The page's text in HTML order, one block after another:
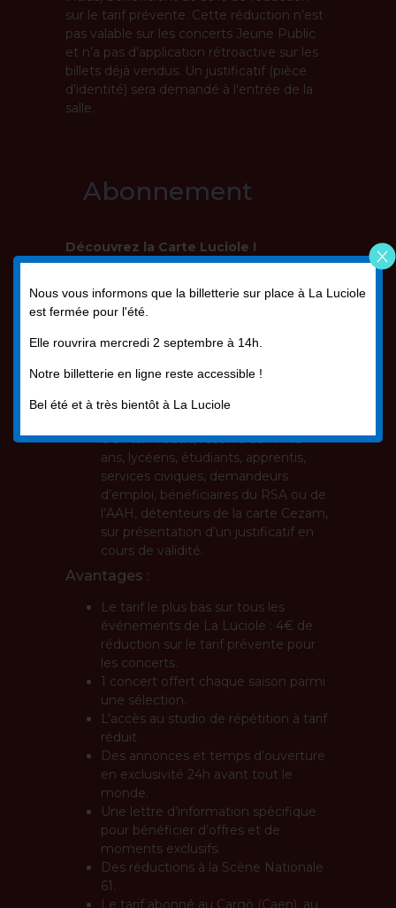
sur le tarif prévente. Cette réduction n’est
pas valable sur les concerts Jeune Public
et n’a pas d’application rétroactive sur les
billets déjà vendus. Un justificatif (pièce
d’identité) sera demandé à l’entrée de la
salle.
Abonnement
Découvrez la Carte Luciole !
15€: tarif normal
guichet de La Luciole, réservé aux
partenaires de La Luciole. Plus
d’informations au 02 33 32 83 33 ou à
8€: tarif réduit, réservé aux 11-18
ans, lycéens, étudiants, apprentis,
services civiques, demandeurs
d’emploi, bénéficiaires du RSA ou de
l’AAH, détenteurs de la carte Cezam,
sur présentation d’un justificatif en
cours de validité.
Avantages :
Le tarif le plus bas sur tous les
événements de La Luciole : 4€ de
réduction sur le tarif prévente pour
les concerts.
1 concert offert chaque saison parmi
une sélection.
L’accès au studio de répétition à tarif
réduit
Des annonces et temps d’ouverture
en exclusivité 24h avant tout le
monde.
Une lettre d’information spécifique
pour bénéficier d’offres et de
moments exclusifs.
Des réductions à la Scène Nationale
61.
Le tarif abonné au Cargö (Caen), au
Nous vous informons que la billetterie sur place à La Luciole
est fermée pour l'été.
Elle rouvrira mercredi 2 septembre à 14h.
Notre billetterie en ligne reste accessible !
Bel été et à très bientôt à La Luciole